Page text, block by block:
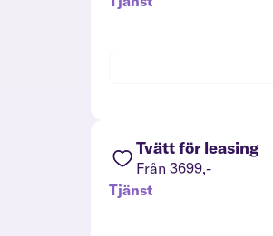
Tvätt för leasing
Från 3699,-
Tjänst